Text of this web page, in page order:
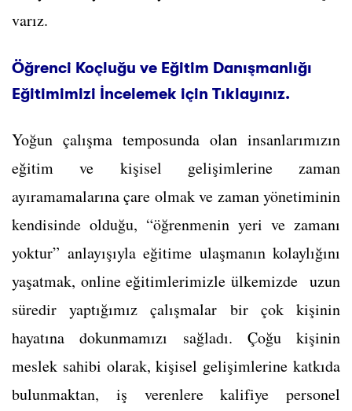
varız.
Öğrenci Koçluğu ve Eğitim Danışmanlığı
Eğitimimizi İncelemek için Tıklayınız.
Yoğun çalışma temposunda olan insanlarımızın
eğitim ve kişisel gelişimlerine zaman
ayıramamalarına çare olmak ve zaman yönetiminin
kendisinde olduğu, “öğrenmenin yeri ve zamanı
yoktur” anlayışıyla eğitime ulaşmanın kolaylığını
yaşatmak, online eğitimlerimizle ülkemizde uzun
süredir yaptığımız çalışmalar bir çok kişinin
hayatına dokunmamızı sağladı. Çoğu kişinin
meslek sahibi olarak, kişisel gelişimlerine katkıda
bulunmaktan, iş verenlere kalifiye personel